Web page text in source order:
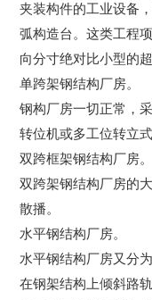
夹装构件的工业设备
弧构造台。这类工程
向分寸绝对比小型的
单跨架钢结构厂房。
钢构厂房一切正常，
转位机或多工位转立
双跨框架钢结构厂房。
双跨架钢结构厂房的
散播。
水平钢结构厂房。
水平钢结构厂房又分
在钢架结构上倾斜路